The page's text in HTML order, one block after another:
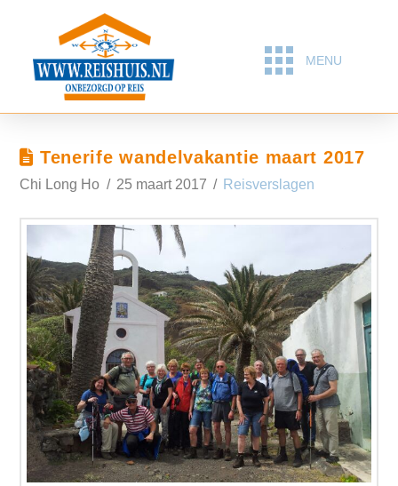
MENU
Tenerife wandelvakantie maart 2017
Chi Long Ho 25 maart 2017 Reisverslagen